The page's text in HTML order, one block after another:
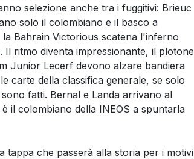
selezione anche tra i fuggitivi: Brieuc
solo il colombiano e il basco a
Bahrain Victorious scatena l'inferno
ritmo diventa impressionante, il plotone
Junior Lecerf devono alzare bandiera
carte della classifica generale, se solo
fatti. Bernal e Landa arrivano al
il colombiano della INEOS a spuntarla
tappa che passerà alla storia per i motivi